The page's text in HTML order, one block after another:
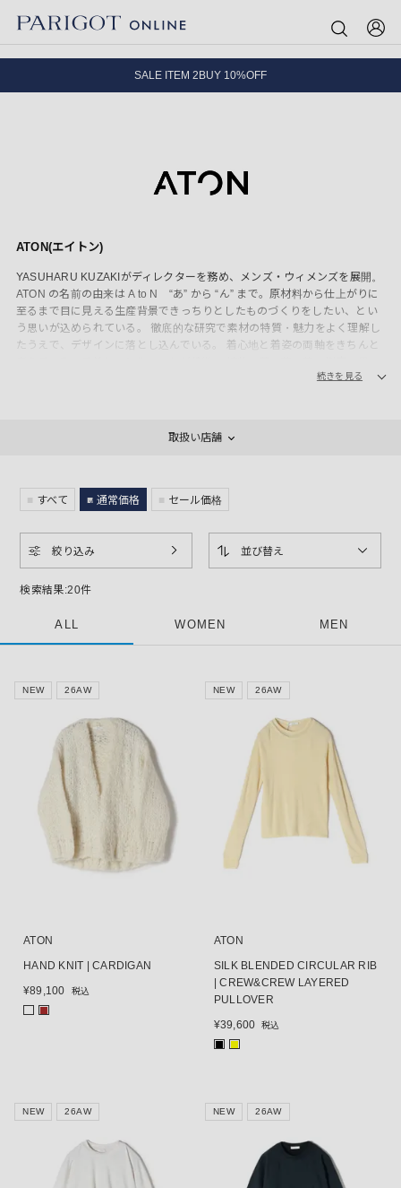
8.5 wedに会員プログラムが生まれ変わります！
ATON(エイトン)
YASUHARU KUZAKIがディレクターを務め、メンズ・ウィメンズを展開。
ATON の名前の由来は A to N “あ” から “ん” まで。原材料から仕上がりに
至るまで目に見える生産背景できっちりとしたものづくりをしたい、とい
う思いが込められている。 徹底的な研究で素材の特質・魅力をよく理解し
たうえで、デザインに落とし込んでいる。 着心地と着姿の両軸をきちんと
皮、または鉱物で染色した「エイトン カラー(ATON COLOR)」製品も展
続きを見る
取扱い店舗
すべて 通常価格 セール価格
検索結果:20件
絞り込み 並び替え
ALL WOMEN MEN
NEW 26AW
ATON
HAND KNIT | CARDIGAN
¥89,100 税込
NEW 26AW
ATON
SILK BLENDED CIRCULAR RIB
| CREW&CREW LAYERED
PULLOVER
¥39,600 税込
NEW 26AW NEW 26AW